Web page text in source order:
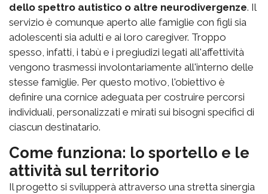
dello spettro autistico o altre neurodivergenze. Il
servizio è comunque aperto alle famiglie con figli sia
adolescenti sia adulti e ai loro caregiver. Troppo
spesso, infatti, i tabù e i pregiudizi legati all'affettività
vengono trasmessi involontariamente all'interno delle
stesse famiglie. Per questo motivo, l'obiettivo è
definire una cornice adeguata per costruire percorsi
individuali, personalizzati e mirati sui bisogni specifici di
ciascun destinatario.
Come funziona: lo sportello e le
attività sul territorio
Il progetto si svilupperà attraverso una stretta sinergia